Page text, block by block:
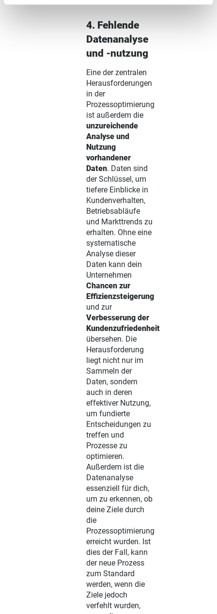
4. Fehlende
Datenanalyse
und -nutzung
Eine der zentralen
Herausforderungen
in der
Prozessoptimierung
ist außerdem die
unzureichende
Analyse und
Nutzung
vorhandener
Daten. Daten sind
der Schlüssel, um
tiefere Einblicke in
Kundenverhalten,
Betriebsabläufe
und Markttrends zu
erhalten. Ohne eine
systematische
Analyse dieser
Daten kann dein
Unternehmen
Chancen zur
Effizienzsteigerung
und zur
Verbesserung der
Kundenzufriedenheit
übersehen. Die
Herausforderung
liegt nicht nur im
Sammeln der
Daten, sondern
auch in deren
effektiver Nutzung,
um fundierte
Entscheidungen zu
treffen und
Prozesse zu
optimieren.
Außerdem ist die
Datenanalyse
essenziell für dich,
um zu erkennen, ob
deine Ziele durch
die
Prozessoptimierung
erreicht wurden. Ist
dies der Fall, kann
der neue Prozess
zum Standard
werden, wenn die
Ziele jedoch
verfehlt wurden,